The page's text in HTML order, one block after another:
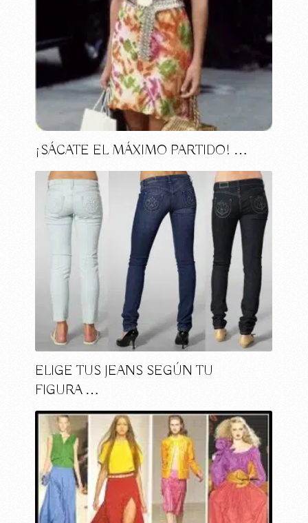
¡SÁCATE EL MÁXIMO PARTIDO! …
ELIGE TUS JEANS SEGÚN TU
FIGURA …